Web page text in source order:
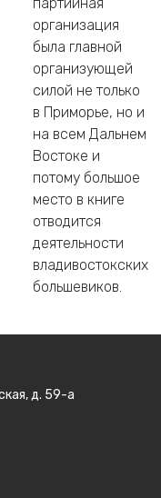
организация
была главной
организующей
силой не только
в Приморье, но и
на всем Дальнем
Востоке и
потому большое
место в книге
отводится
деятельности
владивостокских
большевиков.
д. 59-а